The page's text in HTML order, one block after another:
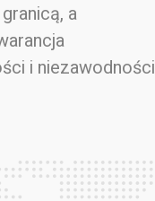
a
i niezawodności